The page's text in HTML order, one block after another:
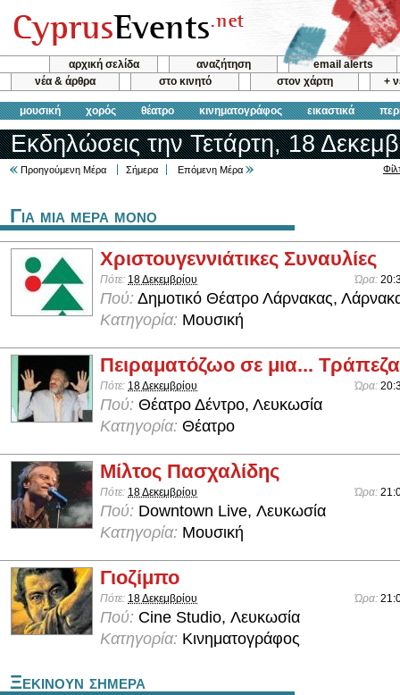
αρχική σελίδα αναζήτηση
email alerts
νέα & άρθρα
στο κινητό στον χάρτη +
μουσική χορός θέατρο κινηματογράφος εικαστικά
Εκδηλώσεις την Τετάρτη, 18
Προηγούμενη Μέρα Σήμερα Επόμενη Μέρα
Για μια μερα μονο
Χριστουγεννιάτικες Συναυλίες
Πότε: 18 Δεκεμβρίου Ώρα:
Πού: Δημοτικό Θέατρο Λάρνακας,
Κατηγορία: Μουσική
Πειραματόζωο σε μια...
Πότε: 18 Δεκεμβρίου Ώρα:
Πού: Θέατρο Δέντρο, Λευκωσία
Κατηγορία: Θέατρο
Μίλτος Πασχαλίδης
Πότε: 18 Δεκεμβρίου Ώρα:
Πού: Downtown Live, Λευκωσία
Κατηγορία: Μουσική
Γιοζίμπο
Πότε: 18 Δεκεμβρίου Ώρα:
Πού: Cine Studio, Λευκωσία
Κατηγορία: Κινηματογράφος
Ξεκινουν σημερα